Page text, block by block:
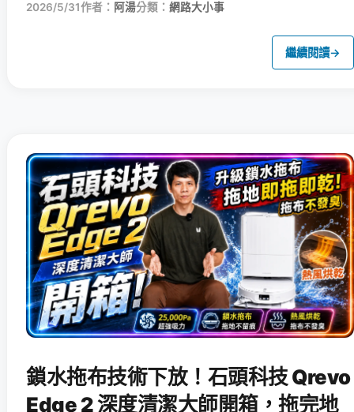
2026/5/31作者： 阿湯分類： 網路大小事
繼續閱讀→
鎖水拖布技術下放！石頭科技 Qrevo
Edge 2 深度清潔大師開箱，拖完地